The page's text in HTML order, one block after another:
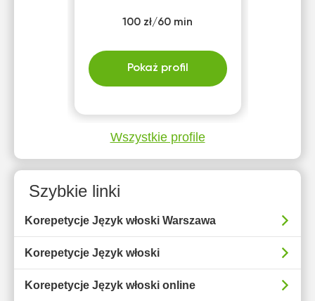
100 zł/60 min
Pokaż profil
Wszystkie profile
Szybkie linki
Korepetycje Język włoski Warszawa
Korepetycje Język włoski
Korepetycje Język włoski online